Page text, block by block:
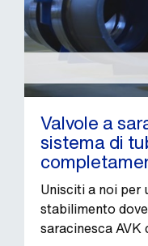
Valvole a
sistema di
Unisciti a noi per
stabilimento
saracinesca